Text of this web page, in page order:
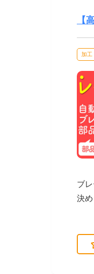
【
加工
ブ
決